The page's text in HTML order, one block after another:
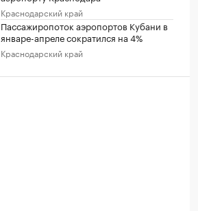
Краснодарский край
Пассажиропоток аэропортов Кубани в
январе-апреле сократился на 4%
Краснодарский край